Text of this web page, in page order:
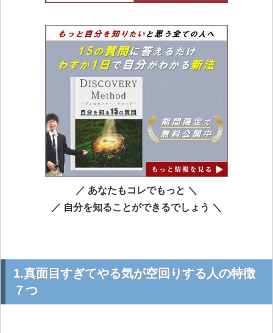
／ あなたもコレでもっと ＼
／ 自分を知ることができるでしょう ＼
1.真面目すぎてやる気が空回りする人の特徴
７つ